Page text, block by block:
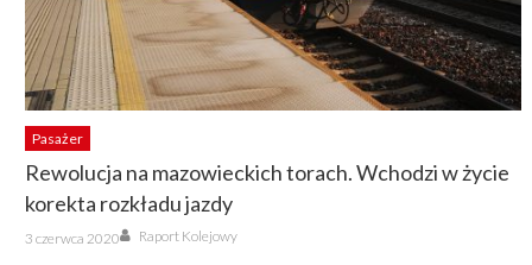
Pasażer
Rewolucja na mazowieckich torach. Wchodzi w życie
korekta rozkładu jazdy
Posted
on
3 czerwca 2020 Author
Raport Kolejowy